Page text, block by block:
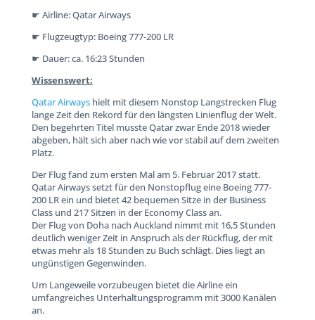
☛ Airline: Qatar Airways
☛ Flugzeugtyp: Boeing 777-200 LR
☛ Dauer: ca. 16:23 Stunden
Wissenswert:
Qatar Airwayshielt mit diesem Nonstop Langstrecken Flug
lange Zeit den Rekord für den längsten Linienflug der Welt.
Den begehrten Titel musste Qatar zwar Ende 2018 wieder
abgeben, hält sich aber nach wie vor stabil auf dem zweiten
Platz.
Der Flug fand zum ersten Mal am 5. Februar 2017 statt.
Qatar Airways setzt für den Nonstopflug eine Boeing 777-
200 LR ein und bietet 42 bequemen Sitze in der Business
Class und 217 Sitzen in der Economy Class an.
Der Flug von Doha nach Auckland nimmt mit 16,5 Stunden
deutlich weniger Zeit in Anspruch als der Rückflug, der mit
etwas mehr als 18 Stunden zu Buch schlägt. Dies liegt an
ungünstigen Gegenwinden.
Um Langeweile vorzubeugen bietet die Airline ein
umfangreiches Unterhaltungsprogramm mit 3000 Kanälen
an.